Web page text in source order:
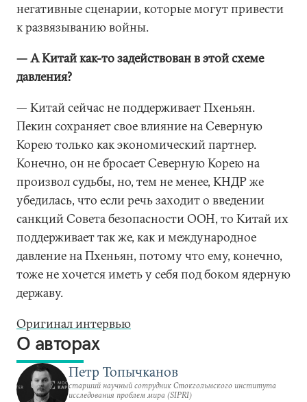
негативные сценарии, которые могут привести
к развязыванию войны.
— А Китай как-то задействован в этой схеме
давления?
— Китай сейчас не поддерживает Пхеньян.
Пекин сохраняет свое влияние на Северную
Корею только как экономический партнер.
Конечно, он не бросает Северную Корею на
произвол судьбы, но, тем не менее, КНДР же
убедилась, что если речь заходит о введении
санкций Совета безопасности ООН, то Китай их
поддерживает так же, как и международное
давление на Пхеньян, потому что ему, конечно,
тоже не хочется иметь у себя под боком ядерную
державу.
Оригинал интервью
О авторах
Петр Топычканов
старший научный сотрудник Стокгольмского института
исследования проблем мира (SIPRI)